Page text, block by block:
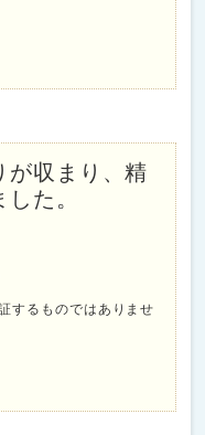
が収まり、精
た。
するものではありませ